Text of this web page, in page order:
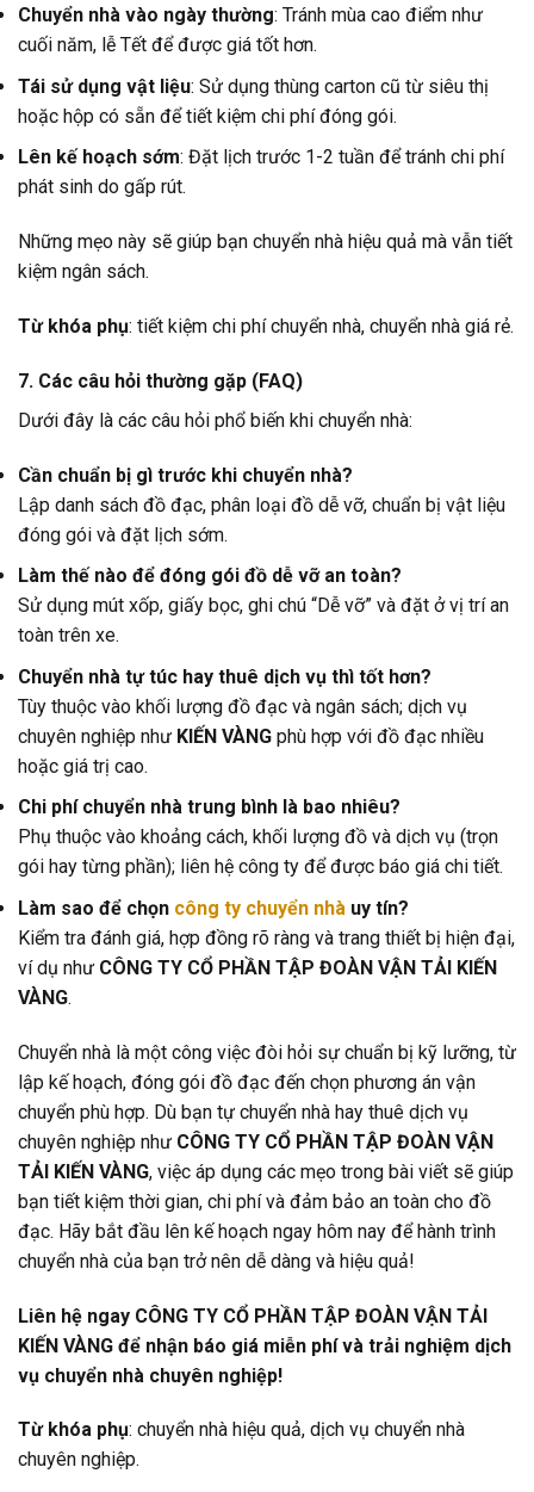
Chuyển nhà vào ngày thường: Tránh mùa cao điểm như
cuối năm, lễ Tết để được giá tốt hơn.
Tái sử dụng vật liệu: Sử dụng thùng carton cũ từ siêu thị
hoặc hộp có sẵn để tiết kiệm chi phí đóng gói.
Lên kế hoạch sớm: Đặt lịch trước 1-2 tuần để tránh chi phí
phát sinh do gấp rút.
Những mẹo này sẽ giúp bạn chuyển nhà hiệu quả mà vẫn tiết
kiệm ngân sách.
Từ khóa phụ: tiết kiệm chi phí chuyển nhà, chuyển nhà giá rẻ.
7. Các câu hỏi thường gặp (FAQ)
Dưới đây là các câu hỏi phổ biến khi chuyển nhà:
Cần chuẩn bị gì trước khi chuyển nhà?
Lập danh sách đồ đạc, phân loại đồ dễ vỡ, chuẩn bị vật liệu
đóng gói và đặt lịch sớm.
Làm thế nào để đóng gói đồ dễ vỡ an toàn?
Sử dụng mút xốp, giấy bọc, ghi chú “Dễ vỡ” và đặt ở vị trí an
toàn trên xe.
Chuyển nhà tự túc hay thuê dịch vụ thì tốt hơn?
Tùy thuộc vào khối lượng đồ đạc và ngân sách; dịch vụ
chuyên nghiệp như KIẾN VÀNG phù hợp với đồ đạc nhiều
hoặc giá trị cao.
Chi phí chuyển nhà trung bình là bao nhiêu?
Phụ thuộc vào khoảng cách, khối lượng đồ và dịch vụ (trọn
gói hay từng phần); liên hệ công ty để được báo giá chi tiết.
Làm sao để chọn công ty chuyển nhà uy tín?
Kiểm tra đánh giá, hợp đồng rõ ràng và trang thiết bị hiện đại,
ví dụ như CÔNG TY CỔ PHẦN TẬP ĐOÀN VẬN TẢI KIẾN
VÀNG.
Chuyển nhà là một công việc đòi hỏi sự chuẩn bị kỹ lưỡng, từ
lập kế hoạch, đóng gói đồ đạc đến chọn phương án vận
chuyển phù hợp. Dù bạn tự chuyển nhà hay thuê dịch vụ
chuyên nghiệp như CÔNG TY CỔ PHẦN TẬP ĐOÀN VẬN
TẢI KIẾN VÀNG, việc áp dụng các mẹo trong bài viết sẽ giúp
bạn tiết kiệm thời gian, chi phí và đảm bảo an toàn cho đồ
đạc. Hãy bắt đầu lên kế hoạch ngay hôm nay để hành trình
chuyển nhà của bạn trở nên dễ dàng và hiệu quả!
Liên hệ ngay CÔNG TY CỔ PHẦN TẬP ĐOÀN VẬN TẢI
KIẾN VÀNG để nhận báo giá miễn phí và trải nghiệm dịch
vụ chuyển nhà chuyên nghiệp!
Từ khóa phụ: chuyển nhà hiệu quả, dịch vụ chuyển nhà
chuyên nghiệp.